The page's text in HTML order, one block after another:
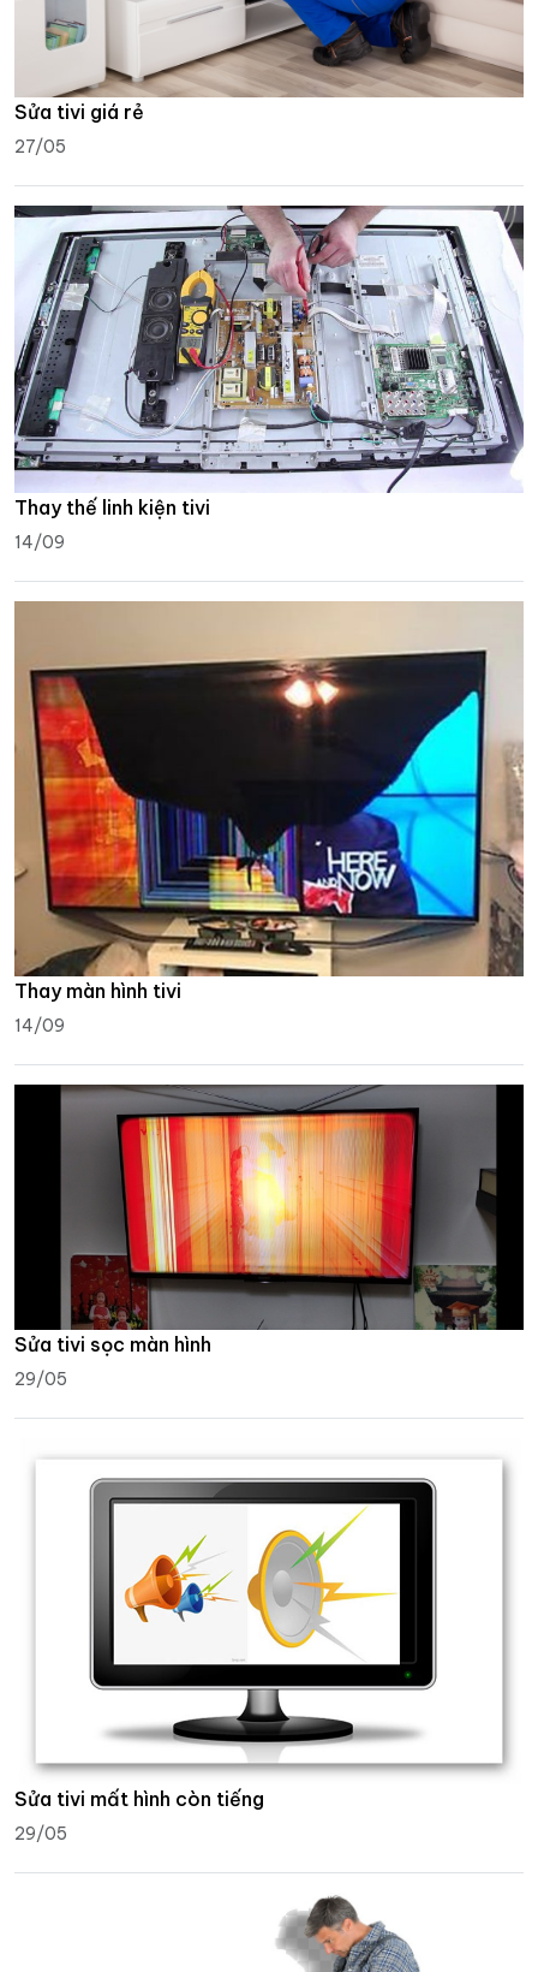
Sửa tivi giá rẻ
27/05
Thay thế linh kiện tivi
14/09
Thay màn hình tivi
14/09
Sửa tivi sọc màn hình
29/05
Sửa tivi mất hình còn tiếng
29/05